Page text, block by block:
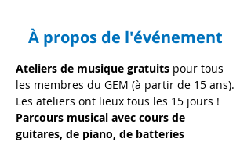
À propos de l'événement
Ateliers de musique gratuits pour tous
les membres du GEM (à partir de 15 ans).
Les ateliers ont lieux tous les 15 jours !
Parcours musical avec cours de
guitares, de piano, de batteries